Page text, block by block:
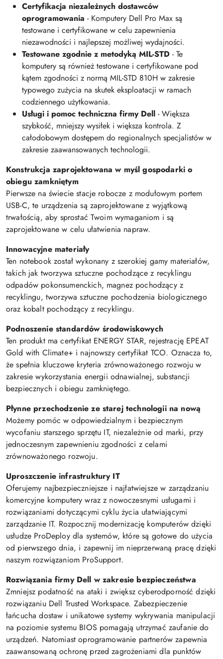
Certyfikacja niezależnych dostawców
oprogramowania - Komputery Dell Pro Max są
testowane i certyfikowane w celu zapewnienia
niezawodności i najlepszej możliwej wydajności.
Testowane zgodnie z metodyką MIL-STD - Te
komputery są również testowane i certyfikowane pod
kątem zgodności z normą MIL-STD 810H w zakresie
typowego zużycia na skutek eksploatacji w ramach
codziennego użytkowania.
Usługi i pomoc techniczna firmy Dell - Większa
szybkość, mniejszy wysiłek i większa kontrola. Z
całodobowym dostępem do regionalnych specjalistów w
zakresie zaawansowanych technologii.
Konstrukcja zaprojektowana w myśl gospodarki o
obiegu zamkniętym
Pierwsze na świecie stacje robocze z modułowym portem
USB-C, te urządzenia są zaprojektowane z wyjątkową
trwałością, aby sprostać Twoim wymaganiom i są
zaprojektowane w celu ułatwienia napraw.
Innowacyjne materiały
Ten notebook został wykonany z szerokiej gamy materiałów,
takich jak tworzywa sztuczne pochodzące z recyklingu
odpadów pokonsumenckich, magnez pochodzący z
recyklingu, tworzywa sztuczne pochodzenia biologicznego
oraz kobalt pochodzący z recyklingu.
Podnoszenie standardów środowiskowych
Ten produkt ma certyfikat ENERGY STAR, rejestrację EPEAT
Gold with Climate+ i najnowszy certyfikat TCO. Oznacza to,
że spełnia kluczowe kryteria zrównoważonego rozwoju w
zakresie wykorzystania energii odnawialnej, substancji
bezpiecznych i obiegu zamkniętego.
Płynne przechodzenie ze starej technologii na nową
Możemy pomóc w odpowiedzialnym i bezpiecznym
wycofaniu starszego sprzętu IT, niezależnie od marki, przy
jednoczesnym zapewnieniu zgodności z celami
zrównoważonego rozwoju.
Uproszczenie infrastruktury IT
Oferujemy najbezpieczniejsze i najłatwiejsze w zarządzaniu
komercyjne komputery wraz z nowoczesnymi usługami i
rozwiązaniami dotyczącymi cyklu życia ułatwiającymi
zarządzanie IT. Rozpocznij modernizację komputerów dzięki
usłudze ProDeploy dla systemów, które są gotowe do użycia
od pierwszego dnia, i zapewnij im nieprzerwaną pracę dzięki
naszym rozwiązaniom ProSupport.
Rozwiązania firmy Dell w zakresie bezpieczeństwa
Zmniejsz podatność na ataki i zwiększ cyberodporność dzięki
rozwiązaniu Dell Trusted Workspace. Zabezpieczenie
łańcucha dostaw i unikatowe systemy wykrywania manipulacji
na poziomie systemu BIOS pomagają utrzymać zaufanie do
urządzeń. Natomiast oprogramowanie partnerów zapewnia
zaawansowaną ochronę przed zagrożeniami dla punktów